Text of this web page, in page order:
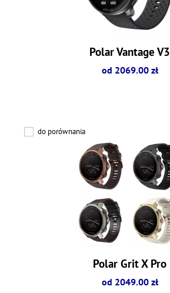
Polar Vantage V3
od 2069.00 zł
do porównania
Polar Grit X Pro
od 2049.00 zł